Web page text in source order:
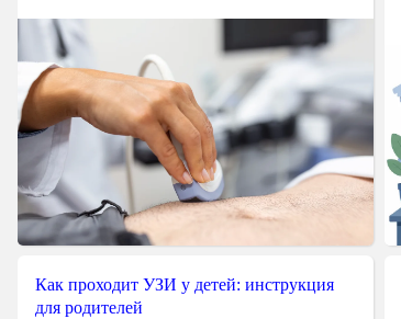
Как проходит УЗИ у детей: инструкция
для родителей